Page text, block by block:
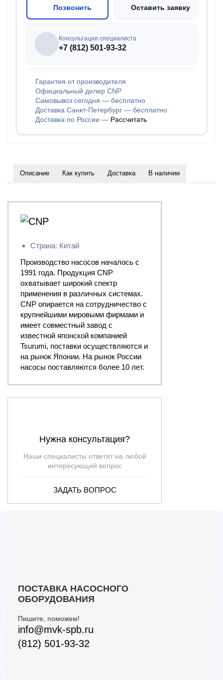
Позвонить Оставить заявку
Консультация специалиста
+7 (812) 501-93-32
Гарантия от производителя
Официальный дилер CNP
Самовывоз сегодня — бесплатно
Доставка Санкт-Петербург — бесплатно
Доставка по России — Рассчитать
Описание Как купить Доставка В наличии
Страна: Китай
Производство насосов началось с
1991 года. Продукция CNP
охватывает широкий спектр
применения в различных системах.
CNP опирается на сотрудничество с
крупнейшими мировыми фирмами и
имеет совместный завод с
известной японской компанией
Tsurumi, поставки осуществляются и
на рынок Японии. На рынок России
насосы поставляются более 10 лет.
Нужна консультация?
Наши специалисты ответят на любой
интересующий вопрос
ЗАДАТЬ ВОПРОС
ПОСТАВКА НАСОСНОГО
ОБОРУДОВАНИЯ
Пишите, поможем!
info@mvk-spb.ru
(812) 501-93-32